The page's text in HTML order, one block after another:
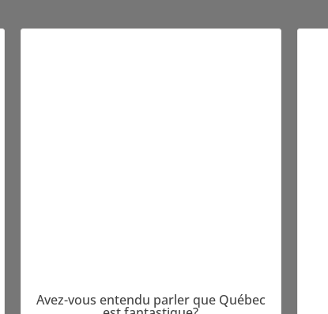
Avez-vous entendu parler que Québec